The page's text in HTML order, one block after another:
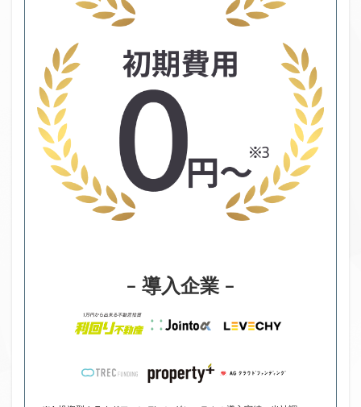
– 導入企業 –